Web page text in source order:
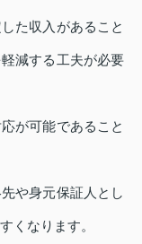
た収入があること
減する工夫が必要
が可能であること
や身元保証人とし
くなります。